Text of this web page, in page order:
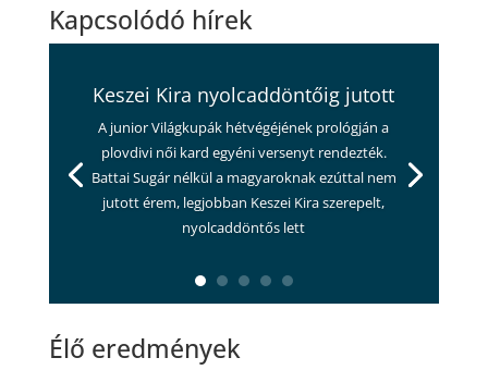
Kapcsolódó hírek
Keszei Kira nyolcaddöntőig jutott
A junior Világkupák hétvégéjének prológján a
plovdivi női kard egyéni versenyt rendezték.
Battai Sugár nélkül a magyaroknak ezúttal nem
jutott érem, legjobban Keszei Kira szerepelt,
nyolcaddöntős lett
Élő eredmények